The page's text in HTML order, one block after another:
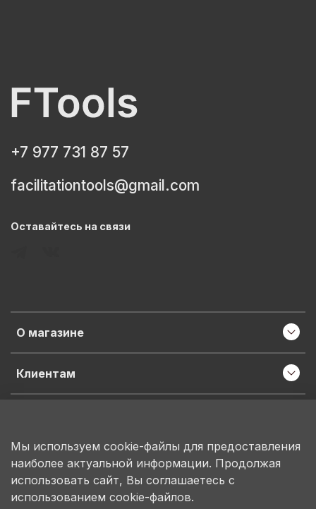
О магазине
Клиентам
+7 977 731 87 57
facilitationtools@gmail.com
Оставайтесь на связи
ИП Пронина М.Н.
ИНН 503150684207
Мы используем cookie-файлы для предоставления
наиболее актуальной информации. Продолжая
использовать сайт, Вы соглашаетесь с
использованием cookie-файлов.